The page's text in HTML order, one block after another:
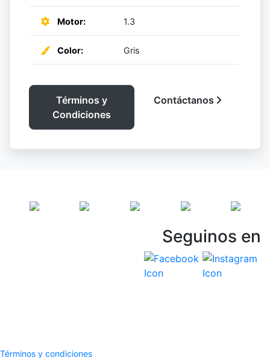
Motor: 1.3
Color: Gris
Términos y
Condiciones
Contáctanos
Seguinos en
Términos y condiciones